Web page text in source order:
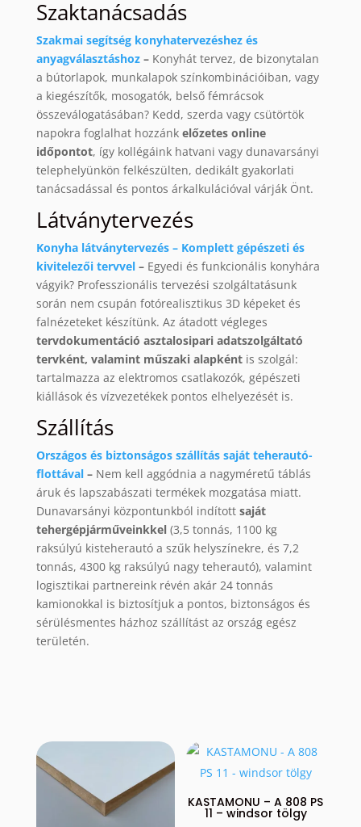
Szaktanácsadás
Szakmai segítség konyhatervezéshez és
anyagválasztáshoz– Konyhát tervez, de bizonytalan
a bútorlapok, munkalapok színkombinációiban, vagy
a kiegészítők, mosogatók, belső fémrácsok
összeválogatásában? Kedd, szerda vagy csütörtök
napokra foglalhat hozzánk előzetes online
időpontot, így kollégáink hatvani vagy dunavarsányi
telephelyünkön felkészülten, dedikált gyakorlati
tanácsadással és pontos árkalkulációval várják Önt.
Látványtervezés
Konyha látványtervezés – Komplett gépészeti és
kivitelezői tervvel– Egyedi és funkcionális konyhára
vágyik? Professzionális tervezési szolgáltatásunk
során nem csupán fotórealisztikus 3D képeket és
falnézeteket készítünk. Az átadott végleges
tervdokumentáció asztalosipari adatszolgáltató
tervként, valamint műszaki alapként is szolgál:
tartalmazza az elektromos csatlakozók, gépészeti
kiállások és vízvezetékek pontos elhelyezését is.
Szállítás
Országos és biztonságos szállítás saját teherautó-
flottával– Nem kell aggódnia a nagyméretű táblás
áruk és lapszabászati termékek mozgatása miatt.
Dunavarsányi központunkból indított saját
tehergépjárműveinkkel (3,5 tonnás, 1100 kg
raksúlyú kisteherautó a szűk helyszínekre, és 7,2
tonnás, 4300 kg raksúlyú nagy teherautó), valamint
logisztikai partnereink révén akár 24 tonnás
kamionokkal is biztosítjuk a pontos, biztonságos és
sérülésmentes házhoz szállítást az ország egész
területén.
KASTAMONU – A 808 PS
11 – windsor tölgy